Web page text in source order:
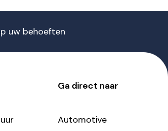
uw behoeften
Ga direct naar
Automotive